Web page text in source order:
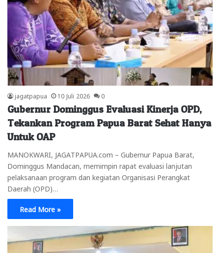
jagatpapua 10 Juli 2026 0
Gubernur Dominggus Evaluasi Kinerja OPD,
Tekankan Program Papua Barat Sehat Hanya
Untuk OAP
MANOKWARI, JAGATPAPUA.com – Gubernur Papua Barat,
Dominggus Mandacan, memimpin rapat evaluasi lanjutan
pelaksanaan program dan kegiatan Organisasi Perangkat
Daerah (OPD)…
Read More »